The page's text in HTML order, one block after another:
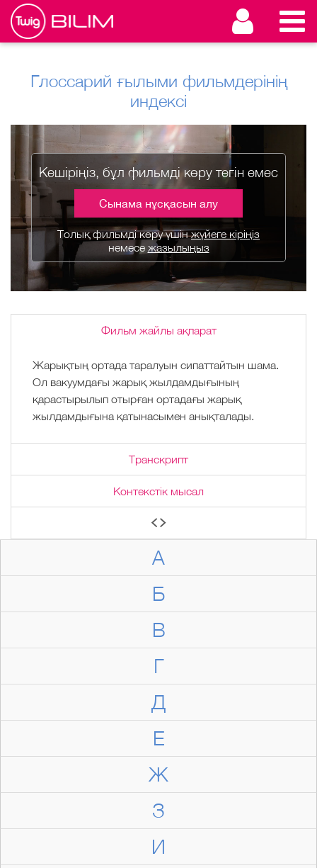
Глоссарий ғылыми фильмдерінің
индексі
А
Б
В
Г
Д
Е
Ж
З
И
Кешіріңіз, бұл фильмді көру тегін емес
Сынама нұсқасын алу
Толық фильмді көру үшінжүйеге кіріңіз
немесе жазылыңыз
Фильм жайлы ақпарат
Жарықтың ортада таралуын сипаттайтын шама.
Ол вакуумдағы жарық жылдамдығының
қарастырылып отырған ортадағы жарық
жылдамдығына қатынасымен анықталады.
Транскрипт
Контекстік мысал